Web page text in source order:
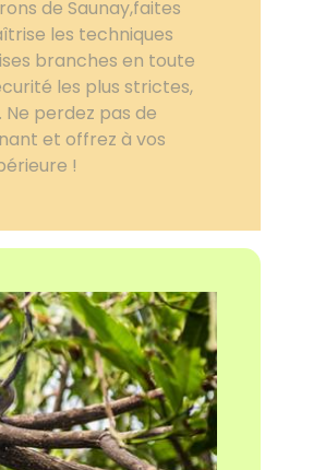
de Saunay,faites
les techniques
branches en toute
les plus strictes,
perdez pas de
et offrez à vos
!